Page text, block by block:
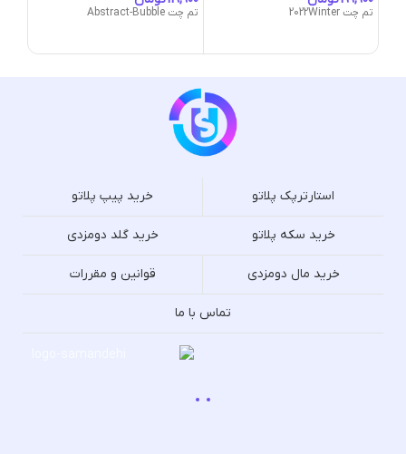
تم چت 2022Winter تم چت Abstract-Bubble
استارترپک پلاتو خرید پیپ پلاتو
خرید سکه پلاتو خرید گلد دومزدی
خرید مال دومزدی قوانین و مقررات
تماس با ما